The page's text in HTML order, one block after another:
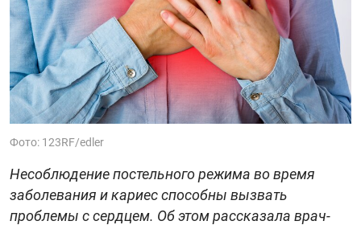
Фото: 123RF/edler
Несоблюдение постельного режима во время
заболевания и кариес способны вызвать
проблемы с сердцем. Об этом рассказала врач-